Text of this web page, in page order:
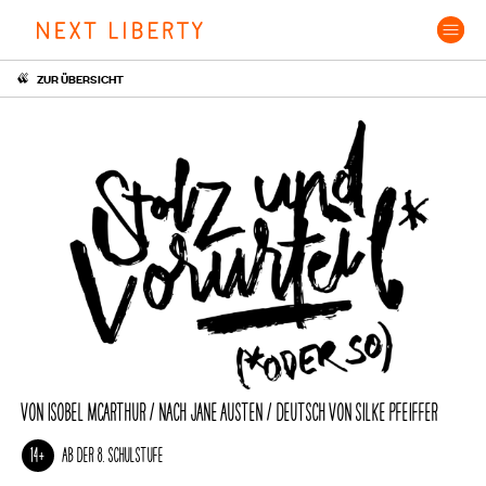
content
ZUR ÜBERSICHT
VON ISOBEL MCARTHUR / NACH JANE AUSTEN / DEUTSCH VON SILKE PFEIFFER
14+ AB DER 8. SCHULSTUFE